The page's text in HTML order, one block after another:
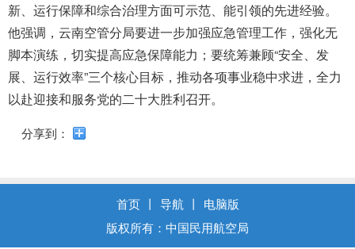
新、运行保障和综合治理方面可示范、能引领的先进经验。
他强调，云南空管分局要进一步加强应急管理工作，强化无
脚本演练，切实提高应急保障能力；要统筹兼顾“安全、发
展、运行效率”三个核心目标，推动各项事业稳中求进，全力
以赴迎接和服务党的二十大胜利召开。
分享到：
首页 丨 导航 丨
电脑版
版权所有：中国民用航空局